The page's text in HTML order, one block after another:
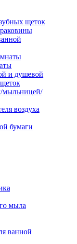
щеток
и душевой
мыльницей/
воздуха
бумаги
мыла
ванной